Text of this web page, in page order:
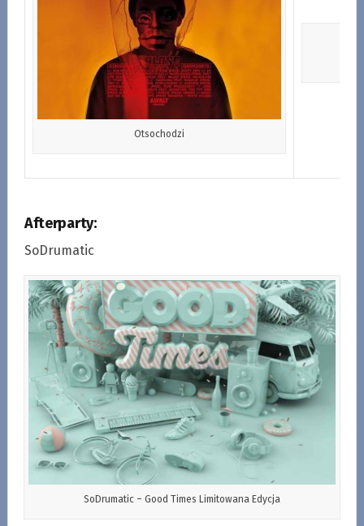
Otsochodzi
Afterparty:
SoDrumatic
SoDrumatic – Good Times Limitowana Edycja